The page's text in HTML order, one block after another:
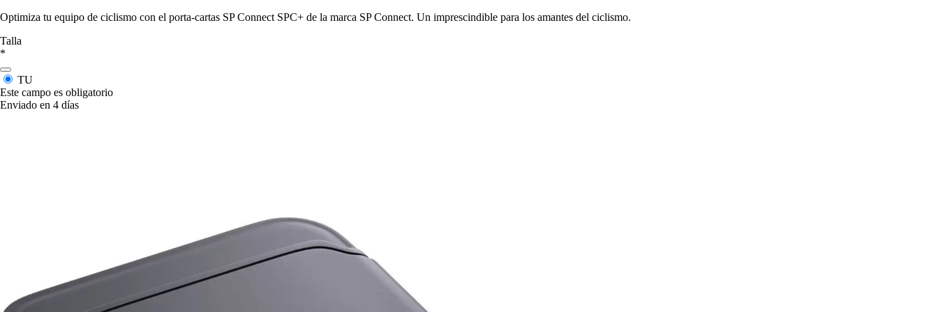
Optimiza tu equipo de ciclismo con el porta-cartas SP Connect SPC+ de la marca SP Connect. Un imprescindible para los amantes del ciclismo.
Talla
*
TU
Este campo es obligatorio
Enviado en 4 días